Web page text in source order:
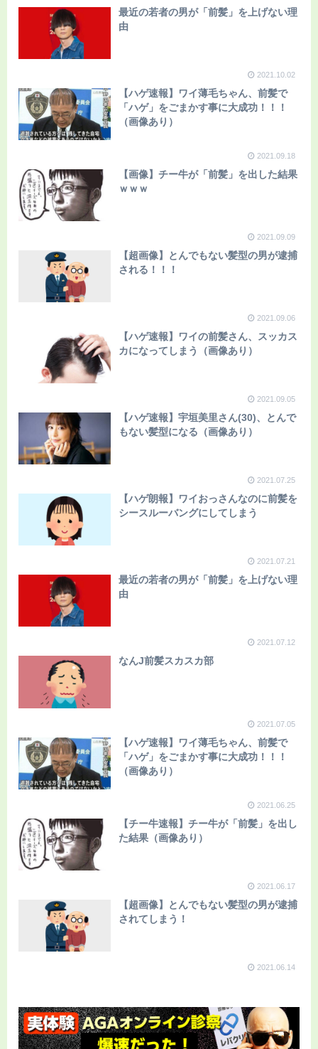
最近の若者の男が「前髪」を上げない理
由
2021.10.02
【ハゲ速報】ワイ薄毛ちゃん、前髪で
「ハゲ」をごまかす事に大成功！！！
（画像あり）
2021.09.18
【画像】チー牛が「前髪」を出した結果
ｗｗｗ
2021.09.09
【超画像】とんでもない髪型の男が逮捕
される！！！
2021.09.06
【ハゲ速報】ワイの前髪さん、スッカス
カになってしまう（画像あり）
2021.09.05
【ハゲ速報】宇垣美里さん(30)、とんで
もない髪型になる（画像あり）
2021.07.25
【ハゲ朗報】ワイおっさんなのに前髪を
シースルーバングにしてしまう
2021.07.21
最近の若者の男が「前髪」を上げない理
由
2021.07.12
なんJ前髪スカスカ部
2021.07.05
【ハゲ速報】ワイ薄毛ちゃん、前髪で
「ハゲ」をごまかす事に大成功！！！
（画像あり）
2021.06.25
【チー牛速報】チー牛が「前髪」を出し
た結果（画像あり）
2021.06.17
【超画像】とんでもない髪型の男が逮捕
されてしまう！
2021.06.14